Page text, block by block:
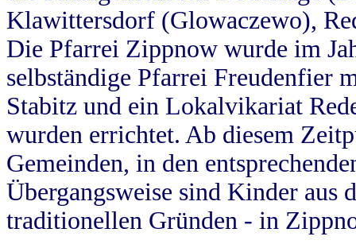
Klawittersdorf (Glowaczewo),
Die Pfarrei Zippnow wurde im
selbständige Pfarrei Freudenfier
Stabitz und ein Lokalvikariat
wurden errichtet. Ab diesem
Gemeinden, in den
Übergangsweise sind Kinder aus
traditionellen Gründen - in